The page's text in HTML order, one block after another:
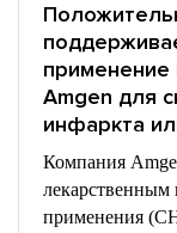
применение
Amgen для
инфаркта
Компания
лекарственным
применения